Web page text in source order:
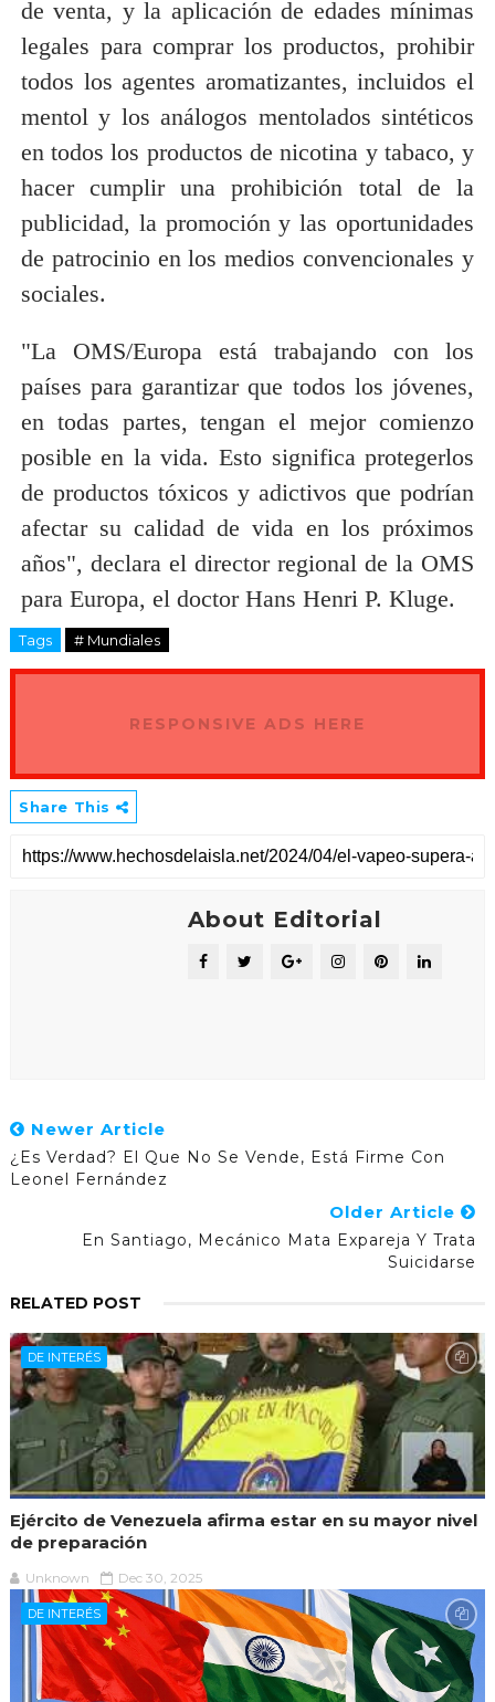
de venta, y la aplicación de edades mínimas
legales para comprar los productos, prohibir
todos los agentes aromatizantes, incluidos el
mentol y los análogos mentolados sintéticos
en todos los productos de nicotina y tabaco, y
hacer cumplir una prohibición total de la
publicidad, la promoción y las oportunidades
de patrocinio en los medios convencionales y
sociales.
"La OMS/Europa está trabajando con los
países para garantizar que todos los jóvenes,
en todas partes, tengan el mejor comienzo
posible en la vida. Esto significa protegerlos
de productos tóxicos y adictivos que podrían
afectar su calidad de vida en los próximos
años", declara el director regional de la OMS
para Europa, el doctor Hans Henri P. Kluge.
Tags # Mundiales
RESPONSIVE ADS HERE
Share This
About Editorial
Newer Article
¿Es Verdad? El Que No Se Vende, Está Firme Con
Leonel Fernández
Older Article
En Santiago, Mecánico Mata Expareja Y Trata
Suicidarse
RELATED POST
DE INTERÉS
Ejército de Venezuela afirma estar en su mayor nivel
de preparación
Unknown Dec 30, 2025
DE INTERÉS